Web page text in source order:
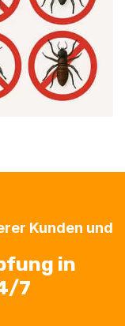
Kunden und
in
7